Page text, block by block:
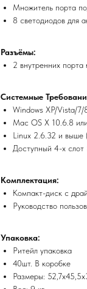
Множитель порта
8 светодиодов для
Разъёмы:
2 внутренних
Системные
Windows XP/Vista/
Mac OS X 10.6.8
Linux 2.6.32 и выше
Доступный 4-x
Комплектация:
Компакт-диск с
Руководство
Упаковка:
Ритейл упаковка
40шт. В коробке
Размеры: